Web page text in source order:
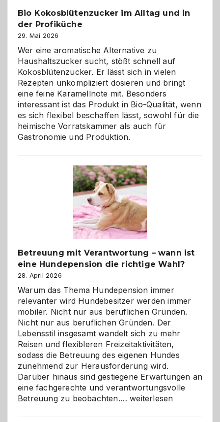
eigenen
Bio Kokosblütenzucker im Alltag und in
der Profiküche
29. Mai 2026
Wer eine aromatische Alternative zu
Haushaltszucker sucht, stößt schnell auf
Kokosblütenzucker. Er lässt sich in vielen
Rezepten unkompliziert dosieren und bringt
eine feine Karamellnote mit. Besonders
interessant ist das Produkt in Bio-Qualität, wenn
es sich flexibel beschaffen lässt, sowohl für die
heimische Vorratskammer als auch für
Gastronomie und Produktion.
Betreuung mit Verantwortung – wann ist
eine Hundepension die richtige Wahl?
28. April 2026
Warum das Thema Hundepension immer
relevanter wird Hundebesitzer werden immer
mobiler. Nicht nur aus beruflichen Gründen.
Nicht nur aus beruflichen Gründen. Der
Lebensstil insgesamt wandelt sich zu mehr
Reisen und flexibleren Freizeitaktivitäten,
sodass die Betreuung des eigenen Hundes
zunehmend zur Herausforderung wird.
Darüber hinaus sind gestiegene Erwartungen an
eine fachgerechte und verantwortungsvolle
Betreuung zu beobachten.…Betreuung
weiterlesen